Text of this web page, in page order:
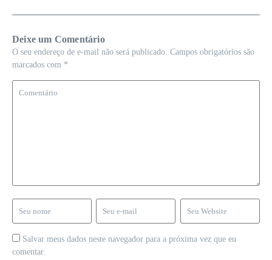
Deixe um Comentário
O seu endereço de e-mail não será publicado. Campos obrigatórios são
marcados com *
Salvar meus dados neste navegador para a próxima vez que eu
comentar.